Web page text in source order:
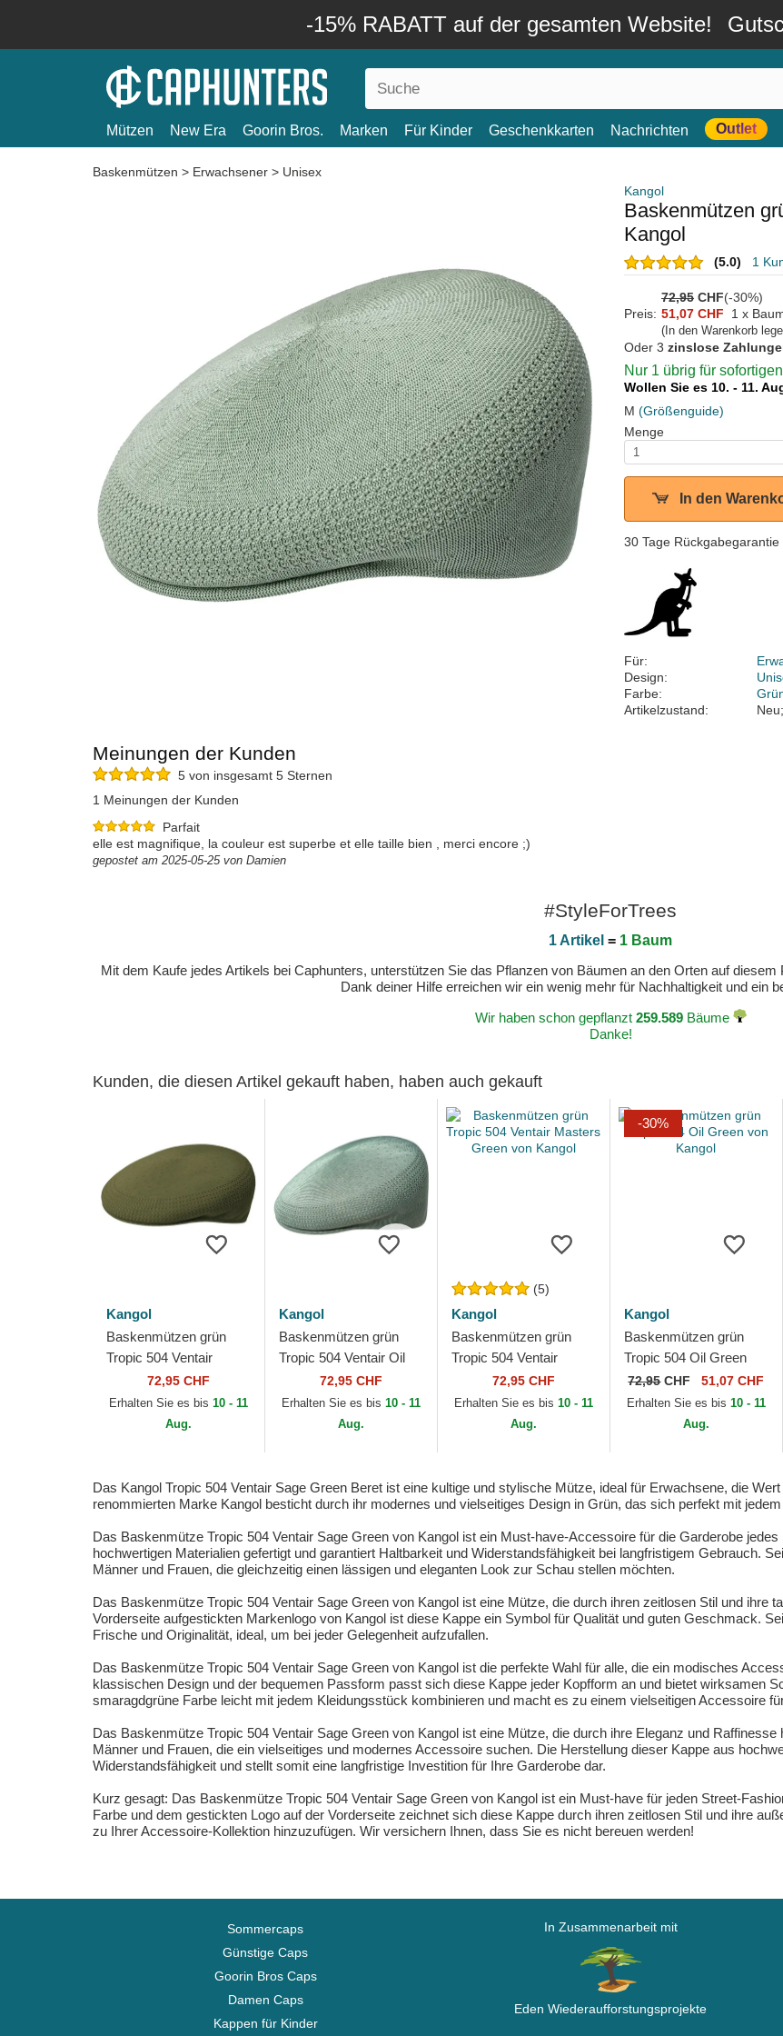
-15% RABATT auf der gesamten Website!
Mützen New Era Goorin Bros. Marken Für Kinder Geschenkkarten Nachrichten Outlet
Baskenmützen > Erwachsener > Unisex
Kangol
Baskenmützen
Kangol
(5.0) 1
72,95 CHF(-30%)
Preis: 51,07 CHF 1 x
(In den Warenkorb
Oder 3 zinslose
Nur 1 übrig für
Wollen Sie es 10. - 11.
M (Größenguide)
Menge
In den
30 Tage Rückgabegarantie
Für:
Design:
Farbe:
Artikelzustand:
Meinungen der Kunden
5 von insgesamt 5 Sternen
1 Meinungen der Kunden
Parfait
elle est magnifique, la couleur est superbe et elle taille bien , merci encore ;)
gepostet am 2025-05-25 von Damien
#StyleForTrees
1 Artikel = 1 Baum
Mit dem Kaufe jedes Artikels bei Caphunters, unterstützen Sie das Pflanzen von Bäumen an den Orten auf
Dank deiner Hilfe erreichen wir ein wenig mehr für Nachhaltigkeit und ein
Wir haben schon gepflanzt 259.589Bäume
Danke!
Kunden, die diesen Artikel gekauft haben, haben auch gekauft
Kangol
Baskenmützen grün
Tropic 504 Ventair
Green von Kangol
72,95 CHF
Erhalten Sie es bis 10 - 11
Aug.
Kangol
Baskenmützen grün
Tropic 504 Ventair Oil
Green von Kangol
72,95 CHF
Erhalten Sie es bis 10 - 11
Aug.
(5)
Kangol
Baskenmützen grün
Tropic 504 Ventair
Masters Green von
Kangol
72,95 CHF
Erhalten Sie es bis 10 - 11
Aug.
-30%
Kangol
Baskenmützen grün
Tropic 504 Oil Green
von Kangol
72,95CHF 51,07 CHF
Erhalten Sie es bis 10 - 11
Aug.
Das Kangol Tropic 504 Ventair Sage Green Beret ist eine kultige und stylische Mütze, ideal für Erwachsene, die
renommierten Marke Kangol besticht durch ihr modernes und vielseitiges Design in Grün, das sich perfekt mit
Das Baskenmütze Tropic 504 Ventair Sage Green von Kangol ist ein Must-have-Accessoire für die Garderobe
hochwertigen Materialien gefertigt und garantiert Haltbarkeit und Widerstandsfähigkeit bei langfristigem Gebrauch.
Männer und Frauen, die gleichzeitig einen lässigen und eleganten Look zur Schau stellen möchten.
Das Baskenmütze Tropic 504 Ventair Sage Green von Kangol ist eine Mütze, die durch ihren zeitlosen Stil und ihre
Vorderseite aufgestickten Markenlogo von Kangol ist diese Kappe ein Symbol für Qualität und guten Geschmack.
Frische und Originalität, ideal, um bei jeder Gelegenheit aufzufallen.
Das Baskenmütze Tropic 504 Ventair Sage Green von Kangol ist die perfekte Wahl für alle, die ein modisches
klassischen Design und der bequemen Passform passt sich diese Kappe jeder Kopfform an und bietet wirksamen
smaragdgrüne Farbe leicht mit jedem Kleidungsstück kombinieren und macht es zu einem vielseitigen Accessoire
Das Baskenmütze Tropic 504 Ventair Sage Green von Kangol ist eine Mütze, die durch ihre Eleganz und
Männer und Frauen, die ein vielseitiges und modernes Accessoire suchen. Die Herstellung dieser Kappe aus
Widerstandsfähigkeit und stellt somit eine langfristige Investition für Ihre Garderobe dar.
Kurz gesagt: Das Baskenmütze Tropic 504 Ventair Sage Green von Kangol ist ein Must-have für jeden Street-
Farbe und dem gestickten Logo auf der Vorderseite zeichnet sich diese Kappe durch ihren zeitlosen Stil und ihre
zu Ihrer Accessoire-Kollektion hinzuzufügen. Wir versichern Ihnen, dass Sie es nicht bereuen werden!
Sommercaps
Günstige Caps
Goorin Bros Caps
Damen Caps
Kappen für Kinder
In Zusammenarbeit mit
Eden Wiederaufforstungsprojekte